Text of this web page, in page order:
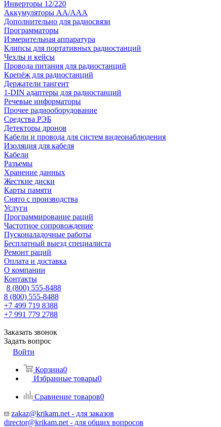
Инверторы 12/220
Аккумуляторы АА/ААА
Дополнительно для радиосвязи
Программаторы
Измерительная аппаратура
Клипсы для портативных радиостанций
Чехлы и кейсы
Провода питания для радиостанций
Крепёж для радиостанций
Держатели тангент
1-DIN адаптеры для радиостанций
Речевые информаторы
Прочее радиооборудование
Средства РЭБ
Детекторы дронов
Кабели и провода для систем видеонаблюдения
Изоляция для кабеля
Кабели
Разъемы
Хранение данных
Жесткие диски
Карты памяти
Снято с производства
Услуги
Программирование раций
Частотное сопровождение
Пусконаладочные работы
Бесплатный выезд специалиста
Ремонт раций
Оплата и доставка
О компании
Контакты
8 (800) 555-8488
8 (800) 555-8488
+7 499 719 8388
+7 991 779 2788
Заказать звонок
Задать вопрос
Войти
Корзина0
Избранные товары0
Сравнение товаров0
zakaz@krikam.net - для заказов
director@krikam.net - для общих вопросов